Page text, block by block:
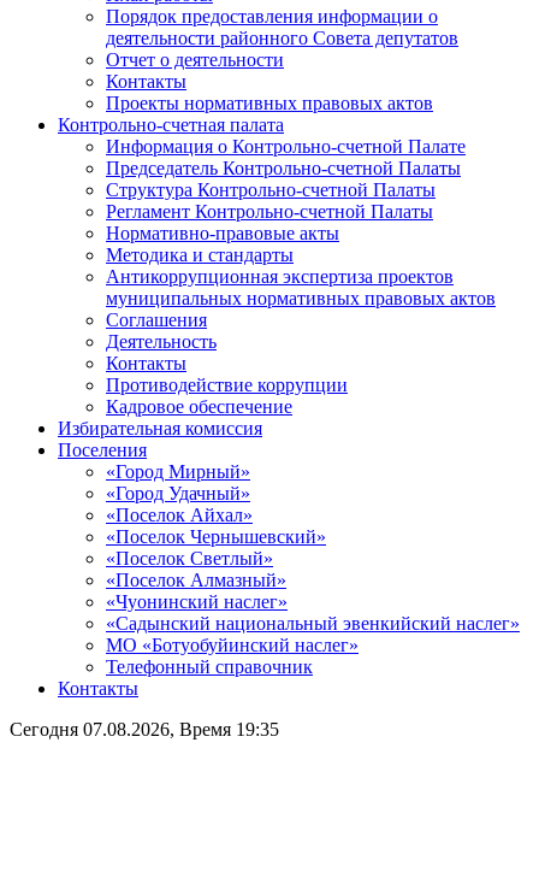
Порядок предоставления информации о
деятельности районного Совета депутатов
Отчет о деятельности
Контакты
Проекты нормативных правовых актов
Контрольно-счетная палата
Информация о Контрольно-счетной Палате
Председатель Контрольно-счетной Палаты
Структура Контрольно-счетной Палаты
Регламент Контрольно-счетной Палаты
Нормативно-правовые акты
Методика и стандарты
Антикоррупционная экспертиза проектов
муниципальных нормативных правовых актов
Соглашения
Деятельность
Контакты
Противодействие коррупции
Кадровое обеспечение
Избирательная комиссия
Поселения
«Город Мирный»
«Город Удачный»
«Поселок Айхал»
«Поселок Чернышевский»
«Поселок Светлый»
«Поселок Алмазный»
«Чуонинский наслег»
«Садынский национальный эвенкийский наслег»
МО «Ботуобуйинский наслег»
Телефонный справочник
Контакты
Сегодня 07.08.2026, Время 19:35